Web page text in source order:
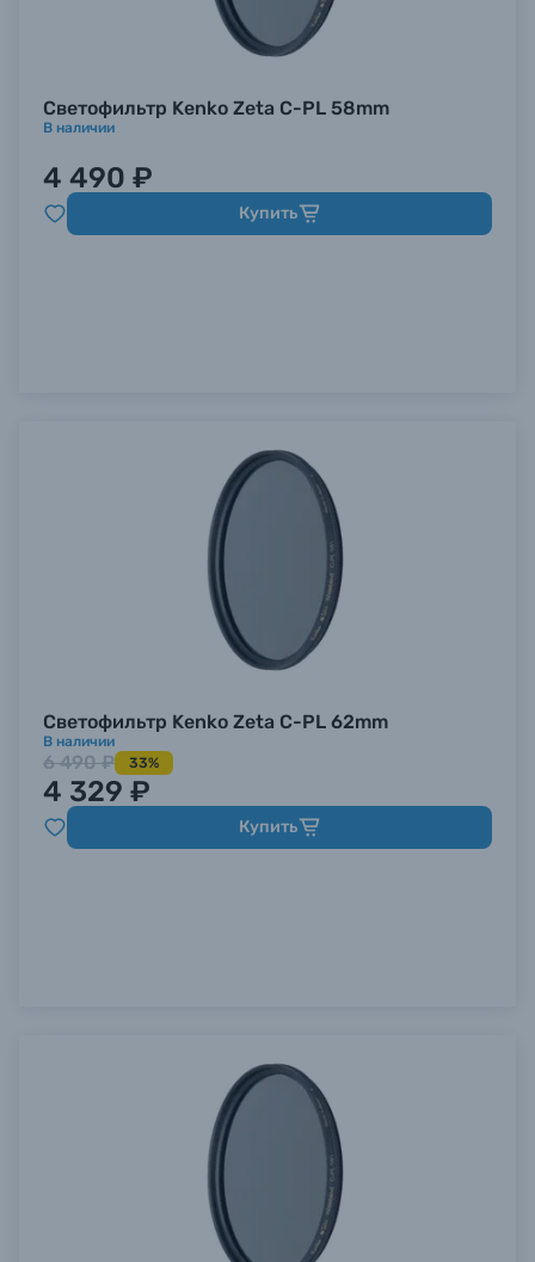
Светофильтр Kenko Zeta C-PL 58mm
В наличии
4 490 ₽
Купить
Светофильтр Kenko Zeta C-PL 62mm
В наличии
6 490 ₽ 33%
4 329 ₽
Купить